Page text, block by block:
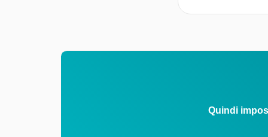
Amore Criminale è trasmesso da Rai
Quindi